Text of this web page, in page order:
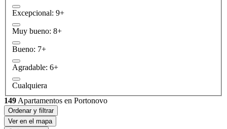
Excepcional: 9+
Muy bueno: 8+
Bueno: 7+
Agradable: 6+
Cualquiera
149 Apartamentos en Portonovo
Ordenar y filtrar
Ver en el mapa